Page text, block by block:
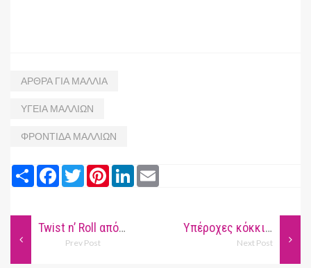
ΑΡΘΡΑ ΓΙΑ ΜΑΛΛΙΑ
ΥΓΕΙΑ ΜΑΛΛΙΩΝ
ΦΡΟΝΤΙΔΑ ΜΑΛΛΙΩΝ
Share FacebookTwitterPinterestLinkedIn
Υπέροχες κόκκινες πλεξούδες!
Next Post
Twist n’ Roll από το Lemon Poppy Seed
Prev Post